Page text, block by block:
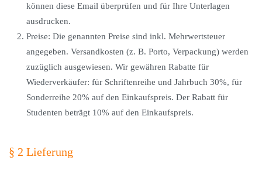
können diese Email überprüfen und für Ihre Unterlagen
ausdrucken.
Preise: Die genannten Preise sind inkl. Mehrwertsteuer
angegeben. Versandkosten (z. B. Porto, Verpackung) werden
zuzüglich ausgewiesen. Wir gewähren Rabatte für
Wiederverkäufer: für Schriftenreihe und Jahrbuch 30%, für
Sonderreihe 20% auf den Einkaufspreis. Der Rabatt für
Studenten beträgt 10% auf den Einkaufspreis.
§ 2 Lieferung